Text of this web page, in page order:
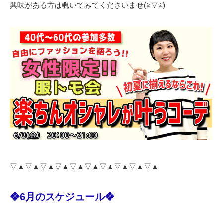
興味がある方は覗いてみてくださいませ(≧▽≦)
▽▲▽▲▽▲▽▲▽▲▽▲▽▲▽▲▽▲▽▲
❖6月のスケジュール❖